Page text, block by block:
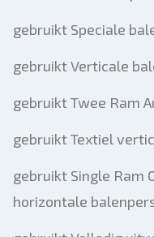
gebruikt Speciale
gebruikt Verticale
gebruikt Twee Ram
gebruikt Textiel
gebruikt Single Ram
horizontale